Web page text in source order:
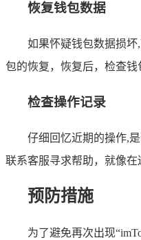
恢复钱包数据
如果怀疑钱包数据损坏
包的恢复，恢复后，检查钱
检查操作记录
仔细回忆近期的操作,
联系客服寻求帮助，就像在
预防措施
为了避免再次出现